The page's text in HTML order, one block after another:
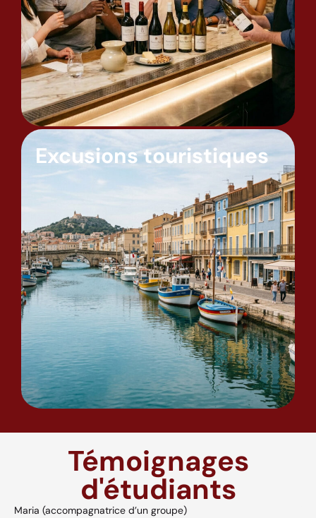
Excusions touristiques
Témoignages
d'étudiants
Maria (accompagnatrice d’un groupe)